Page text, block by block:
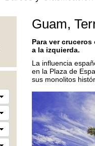
Guam,
Para ver
a la izquierda.
La influencia
en la Plaza de
sus monolitos